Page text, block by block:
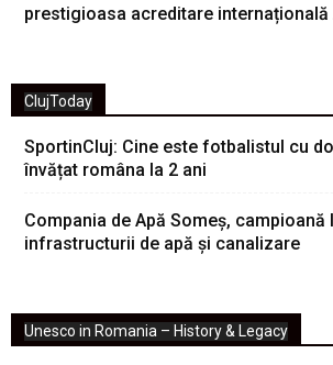
prestigioasa acreditare internațională
ClujToday
SportinCluj: Cine este fotbalistul cu
învățat româna la 2 ani
Compania de Apă Someș, campioană
infrastructurii de apă și canalizare
Unesco in Romania – History & Legacy